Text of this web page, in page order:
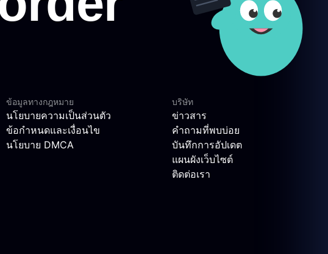
ข้อมูลทางกฎหมาย
นโยบายความเป็นส่วนตัว
ข้อกำหนดและเงื่อนไข
นโยบาย DMCA
บริษัท
ข่าวสาร
คำถามที่พบบ่อย
บันทึกการอัปเดต
แผนผังเว็บไซต์
ติดต่อเรา